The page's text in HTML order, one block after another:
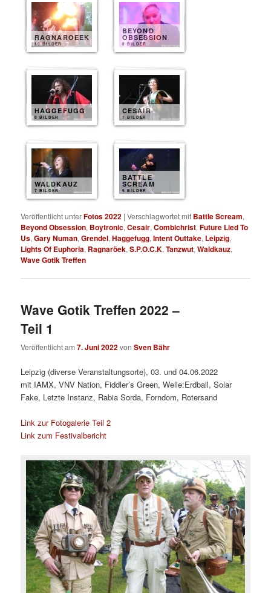
RAGNAROEEK
10 BILDER
BEYOND
OBSESSION
8 BILDER
HAGGEFUGG
8 BILDER
CESAIR
7 BILDER
WALDKAUZ
7 BILDER
BATTLE
SCREAM
5 BILDER
Veröffentlicht unterFotos 2022 |Verschlagwortet mit Battle Scream,
Beyond Obsession, Boytronic,Cesair,Combichrist,Future Lied To
Us,Gary Numan,Grendel,Haggefugg,Intent Outtake, Leipzig,
Lights Of Euphoria, Ragnaröek,S.P.O.C.K,Tanzwut,Waldkauz,
Wave Gotik Treffen
Wave Gotik Treffen 2022 –
Teil 1
Veröffentlicht am7. Juni 2022vonSven Bähr
Leipzig (diverse Veranstaltungsorte), 03. und 04.06.2022
mit IAMX, VNV Nation, Fiddler’s Green, Welle:Erdball, Solar
Fake, Letzte Instanz, Rabia Sorda, Forndom, Rotersand
Link zur Fotogalerie Teil 2
Link zum Festivalbericht